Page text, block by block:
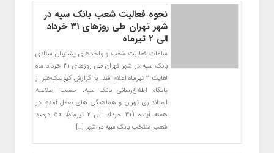
نحوه فعالیت شعب بانک سپه در
شهر تهران طی روزهای ۳۱ خرداد
الی ۲ تیرماه
ساعات فعالیت شعب و واحدهای پشتیبان ستادی
بانک سپه در شهر تهران طی روزهای ۳۱ خرداد ماه
لغایت ۲ تیرماه اعلام شد. به گزارش کیوسک‌خبر از
پایگاه اطلاع‌رسانی بانک سپه، حسب اطلاعیه
استانداری تهران و هماهنگی های بعمل آمده، در
هفته آینده (۳۱ خرداد الی ۲ تیرماه)، ۵۰ درصد
شعب منتخب بانک سپه در شهر […]